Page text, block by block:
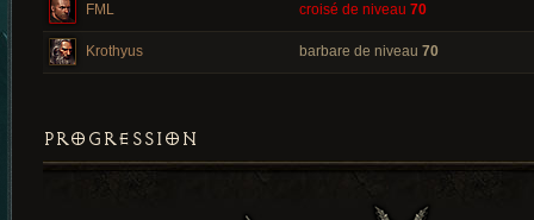
FML croisé de niveau 70
Krothyus barbare de niveau 70
PROGRESSION